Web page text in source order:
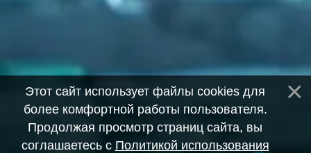
Этот сайт использует файлы cookies для
более комфортной работы пользователя.
Продолжая просмотр страниц сайта, вы
соглашаетесь с Политикой использования